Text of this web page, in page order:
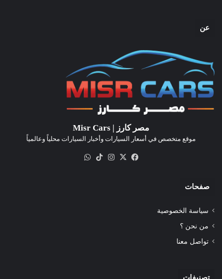
عن
مصر كارز | Misr Cars
موقع متخصص في أسعار السيارات وأخبار السيارات محلياً وعالمياً
فيسبوك
‫X انستقرام‫TikTok
صفحات
سياسة الخصوصية
من نحن ؟
تواصل معنا
تصنيفات